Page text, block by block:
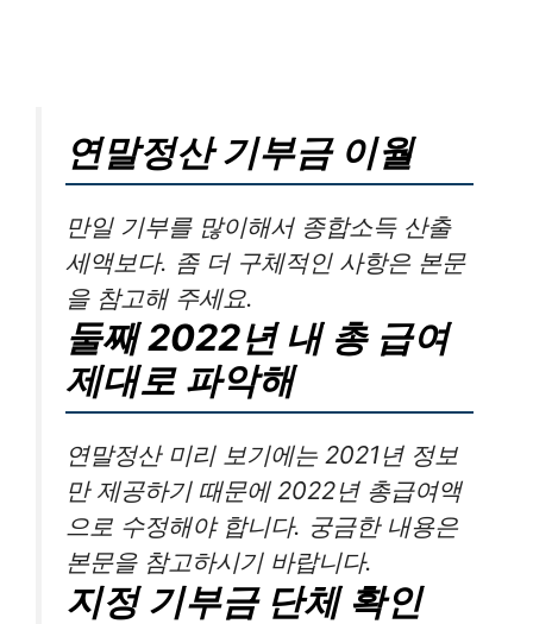
연말정산 기부금 이월
만일 기부를 많이해서 종합소득 산출
세액보다. 좀 더 구체적인 사항은 본문
을 참고해 주세요.
둘째 2022년 내 총 급여
제대로 파악해
연말정산 미리 보기에는 2021년 정보
만 제공하기 때문에 2022년 총급여액
으로 수정해야 합니다. 궁금한 내용은
본문을 참고하시기 바랍니다.
지정 기부금 단체 확인